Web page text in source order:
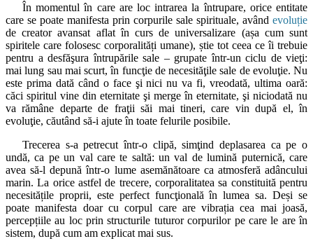
În momentul în care are loc intrarea la întrupare, orice entitate
care se poate manifesta prin corpurile sale spirituale, având evoluție
de creator avansat aflat în curs de universalizare (așa cum sunt
spiritele care folosesc corporalități umane), știe tot ceea ce îi trebuie
pentru a desfăşura întrupările sale – grupate într-un ciclu de vieţi:
mai lung sau mai scurt, în funcţie de necesităţile sale de evoluţie. Nu
este prima dată când o face şi nici nu va fi, vreodată, ultima oară:
căci spiritul vine din eternitate şi merge în eternitate, şi niciodată nu
va rămâne departe de fraţii săi mai tineri, care vin după el, în
evoluţie, căutând să-i ajute în toate felurile posibile.
Trecerea s-a petrecut într-o clipă, simţind deplasarea ca pe o
undă, ca pe un val care te saltă: un val de lumină puternică, care
avea să-l depună într-o lume asemănătoare ca atmosferă adâncului
marin. La orice astfel de trecere, corporalitatea sa constituită pentru
necesitățile proprii, este perfect funcţională în lumea sa. Deși se
poate manifesta doar cu corpul care are vibrația cea mai joasă,
percepțiile au loc prin structurile tuturor corpurilor pe care le are în
sistem, după cum am explicat mai sus.